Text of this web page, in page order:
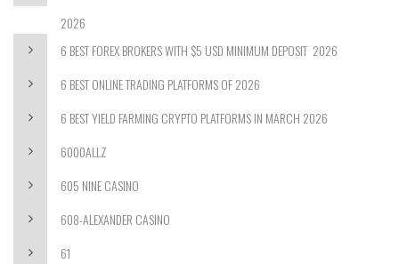
2026
6 BEST FOREX BROKERS WITH $5 USD MINIMUM DEPOSIT ️ 2026
6 BEST ONLINE TRADING PLATFORMS OF 2026
6 BEST YIELD FARMING CRYPTO PLATFORMS IN MARCH 2026
6000ALLZ
605 NINE CASINO
608-ALEXANDER CASINO
61